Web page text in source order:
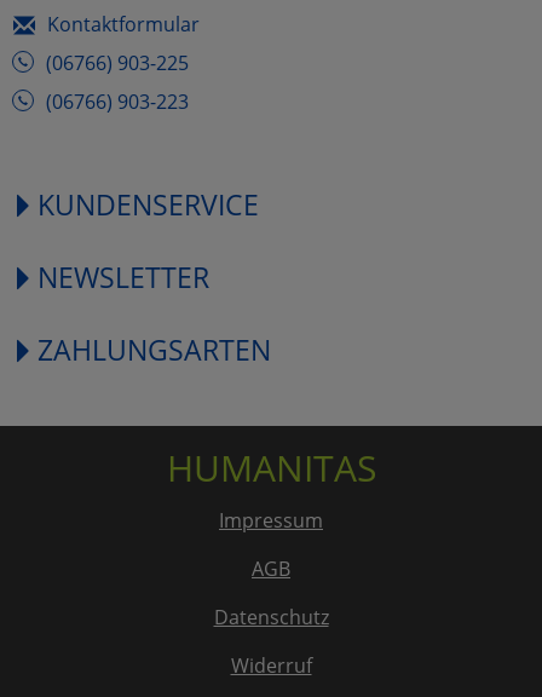
Kontaktformular
(06766) 903-225
(06766) 903-223
KUNDENSERVICE
NEWSLETTER
ZAHLUNGSARTEN
HUMANITAS
Impressum
AGB
Datenschutz
Widerruf